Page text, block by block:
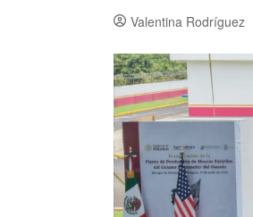
Valentina Rodríguez